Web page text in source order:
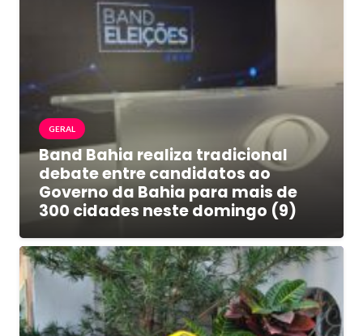
GERAL
Band Bahia realiza tradicional
debate entre candidatos ao
Governo da Bahia para mais de
300 cidades neste domingo (9)